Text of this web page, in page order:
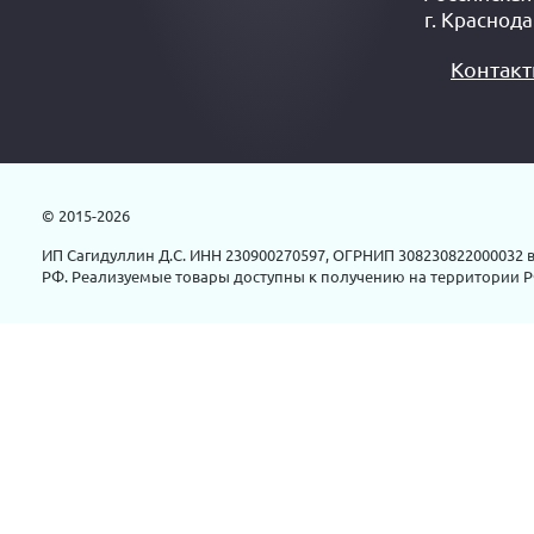
г.
© 2015-2026
ИП Сагидуллин Д.С. ИНН 230900270597, ОГРНИП 308230822000032
РФ. Реализуемые товары доступны к получению на территории